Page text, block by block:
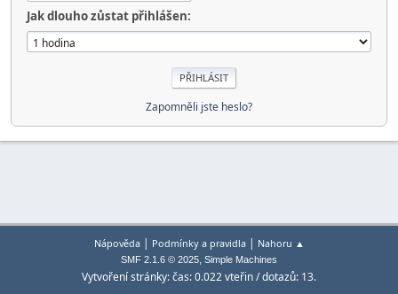
Jak dlouho zůstat přihlášen:
Zapomněli jste heslo?
Nápověda| Podmínky a pravidla| Nahoru ▲
SMF 2.1.6 © 2025, Simple Machines
Vytvoření stránky: čas: 0.022 vteřin / dotazů: 13.